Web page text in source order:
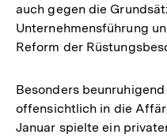
auch gegen die
Unternehmensführung
Reform der
Besonders
offensichtlich in die
Januar spielte ein